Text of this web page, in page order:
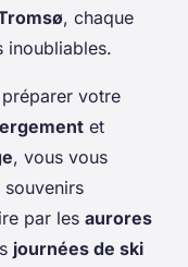
, chaque
inoubliables.
votre
et
, vous vous
souvenirs
par les aurores
journées de ski